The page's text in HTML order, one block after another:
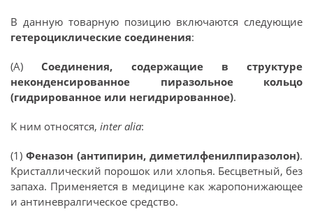
В данную товарную позицию включаются следующие
гетероциклические соединения:
(А) Соединения, содержащие в структуре
неконденсированное пиразольное кольцо
(гидрированное или негидрированное).
К ним относятся, inter alia:
(1) Феназон (антипирин, диметилфенилпиразолон).
Кристаллический порошок или хлопья. Бесцветный, без
запаха. Применяется в медицине как жаропонижающее
и антиневралгическое средство.